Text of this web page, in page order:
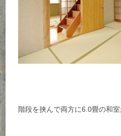
階段を挟んで両方に6.0畳の和室